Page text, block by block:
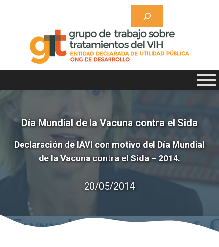
Día Mundial de la Vacuna contra el Sida
Declaración de IAVI con motivo del Día Mundial
de la Vacuna contra el Sida – 2014.
20/05/2014